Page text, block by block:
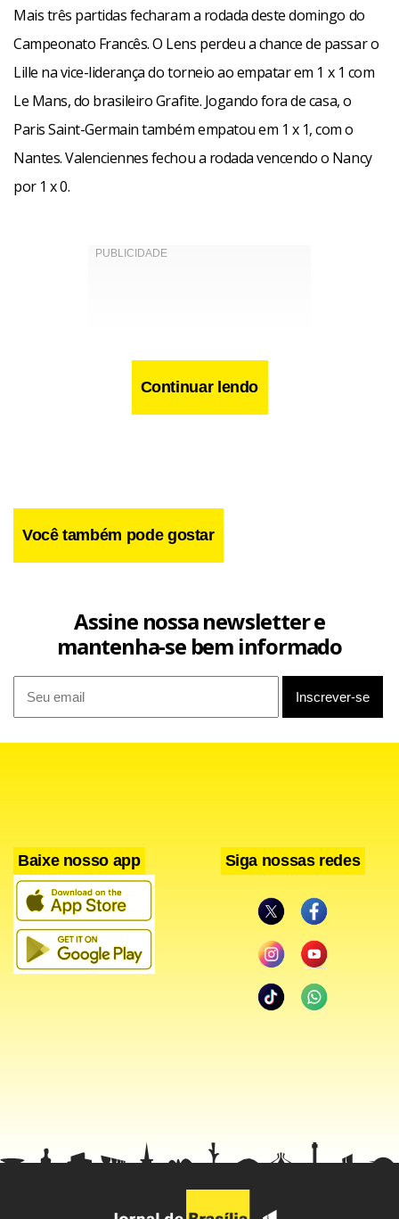
Mais três partidas fecharam a rodada deste domingo do
Campeonato Francês. O Lens perdeu a chance de passar o
Lille na vice-liderança do torneio ao empatar em 1 x 1 com
Le Mans, do brasileiro Grafite. Jogando fora de casa, o
Paris Saint-Germain também empatou em 1 x 1, com o
Nantes. Valenciennes fechou a rodada vencendo o Nancy
por 1 x 0.
Continuar lendo
Você também pode gostar
Assine nossa newsletter e
mantenha-se bem informado
Baixe nosso app Siga nossas redes